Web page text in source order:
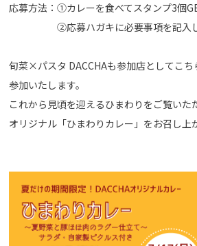
応募方法：①カレーを食べてスタンプ3個
②応募ハガキに必要事項を記入し
旬菜×パスタ DACCHAも参加店としてこ
参加いたします。
これから見頃を迎えるひまわりをご覧いた
オリジナル「ひまわりカレー」をお召し上